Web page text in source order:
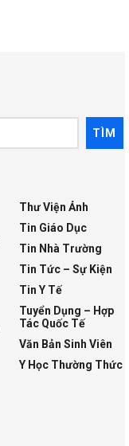
TÌM
Thư Viện Ảnh
Tin Giáo Dục
Tin Nhà Trường
Tin Tức – Sự Kiện
Tin Y Tế
Tuyển Dụng – Hợp
Tác Quốc Tế
Văn Bản Sinh Viên
Y Học Thường Thức